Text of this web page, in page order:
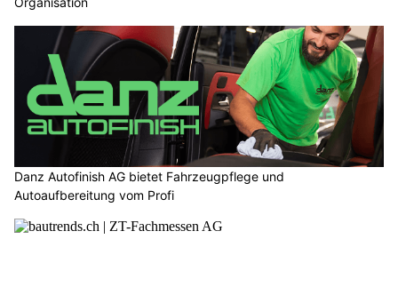
Danz Autofinish AG bietet Fahrzeugpflege und
Autoaufbereitung vom Profi